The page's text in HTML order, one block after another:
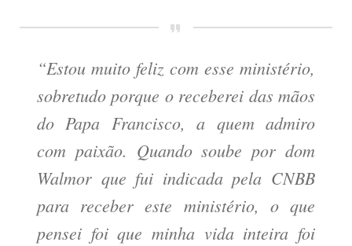
“Estou muito feliz com esse ministério,
sobretudo porque o receberei das mãos
do Papa Francisco, a quem admiro
com paixão. Quando soube por dom
Walmor que fui indicada pela CNBB
para receber este ministério, o que
pensei foi que minha vida inteira foi